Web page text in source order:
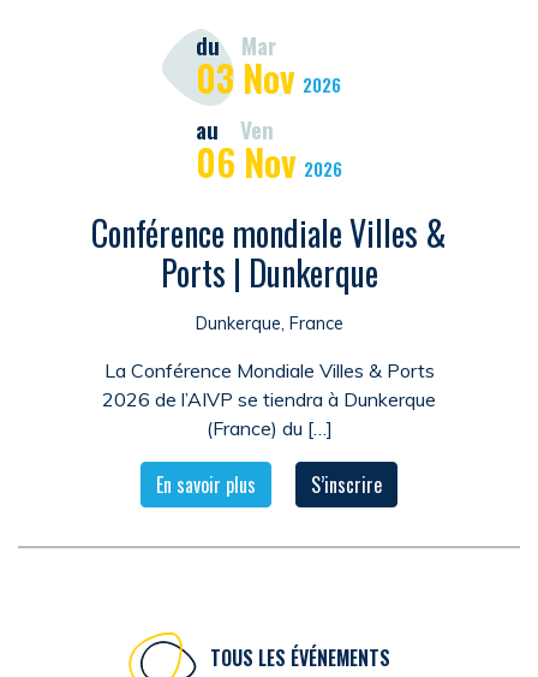
du Mar
03 Nov 2026
au Ven
06 Nov 2026
Conférence mondiale Villes &
Ports | Dunkerque
Dunkerque, France
La Conférence Mondiale Villes & Ports
2026 de l’AIVP se tiendra à Dunkerque
(France) du […]
En savoir plus S’inscrire
TOUS LES ÉVÉNEMENTS